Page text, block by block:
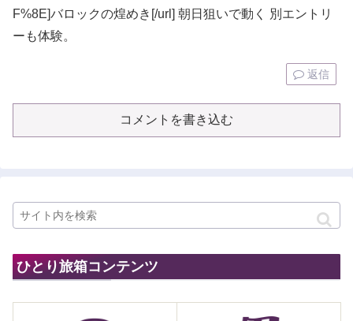
F%8E]バロックの煌めき[/url] 朝日狙いで動く 別エントリ
ーも体験。
返信
コメントを書き込む
ひとり旅箱コンテンツ